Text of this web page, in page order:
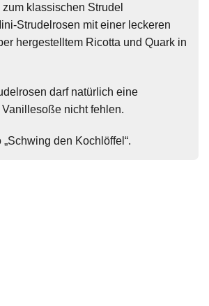
klassischen Strudel
Strudelrosen mit einer leckeren
hergestelltem Ricotta und Quark in
darf natürlich eine
nicht fehlen.
„Schwing den Kochlöffel“.